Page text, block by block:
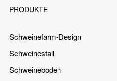
PRODUKTE
Schweinefarm-Design
Schweinestall
Schweineboden